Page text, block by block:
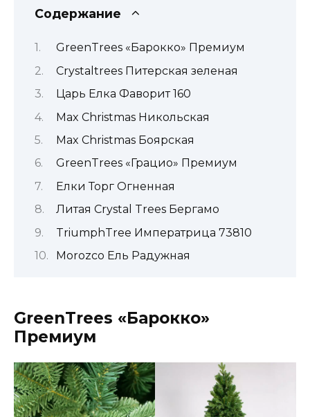
Содержание
GreenTrees «Барокко» Премиум
Crystaltrees Питерская зеленая
Царь Елка Фаворит 160
Max Christmas Никольская
Max Christmas Боярская
GreenTrees «Грацио» Премиум
Елки Торг Огненная
Литая Crystal Trees Бергамо
TriumphTree Императрица 73810
Morozco Ель Радужная
GreenTrees «Барокко»
Премиум